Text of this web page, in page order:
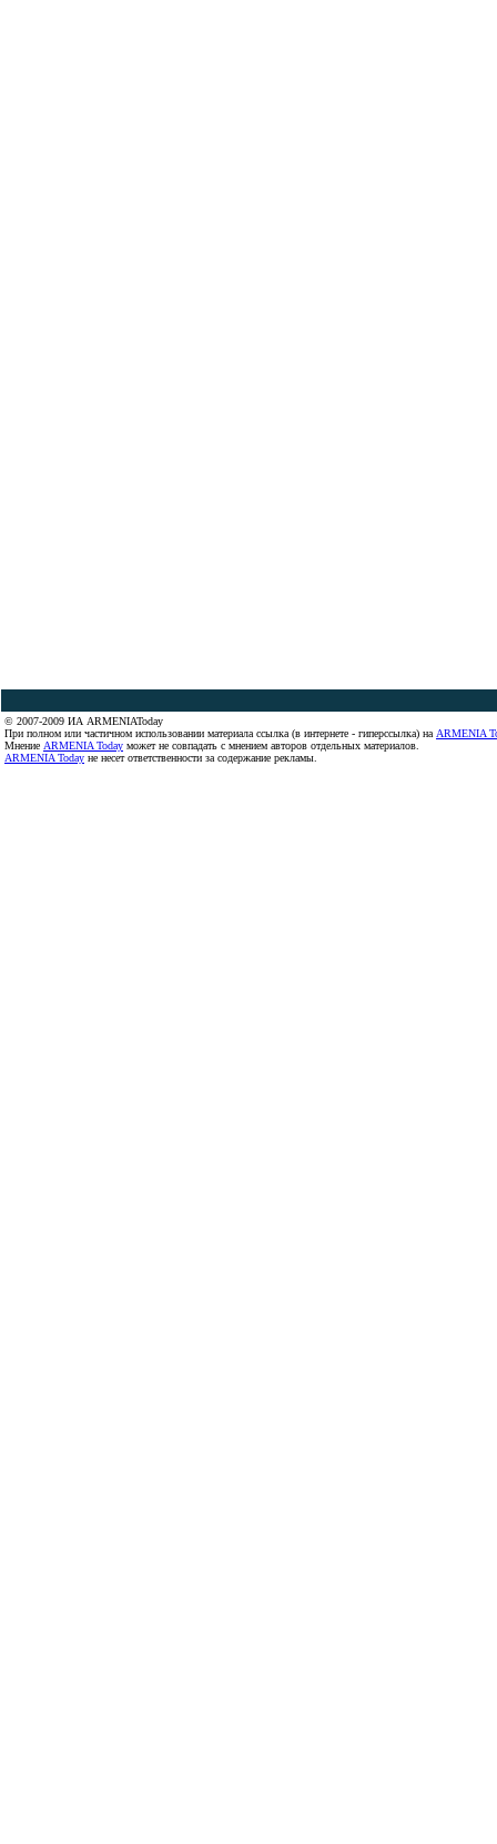
© 2007-2009 ИА ARMENIAToday
При полном или частичном использовании материала ссылка (в интернете - гиперссылка) на ARMENIA
Мнение ARMENIA Today может не совпадать с мнением авторов отдельных материалов.
ARMENIA Today не несет ответственности за содержание рекламы.